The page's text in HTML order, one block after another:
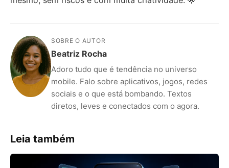
SOBRE O AUTOR
Beatriz Rocha
Adoro tudo que é tendência no universo
mobile. Falo sobre aplicativos, jogos, redes
sociais e o que está bombando. Textos
diretos, leves e conectados com o agora.
Leia também